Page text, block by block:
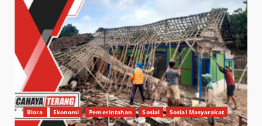
Blora Ekonomi Pemerintahan Sosial Sosial Masyarakat